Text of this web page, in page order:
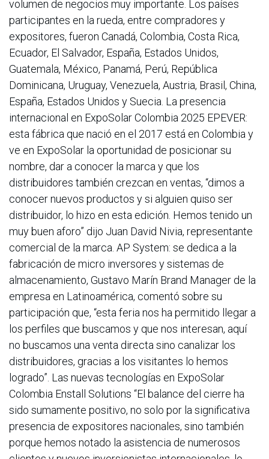
volumen de negocios muy importante. Los países
participantes en la rueda, entre compradores y
expositores, fueron Canadá, Colombia, Costa Rica,
Ecuador, El Salvador, España, Estados Unidos,
Guatemala, México, Panamá, Perú, República
Dominicana, Uruguay, Venezuela, Austria, Brasil, China,
España, Estados Unidos y Suecia. La presencia
internacional en ExpoSolar Colombia 2025 EPEVER:
esta fábrica que nació en el 2017 está en Colombia y
ve en ExpoSolar la oportunidad de posicionar su
nombre, dar a conocer la marca y que los
distribuidores también crezcan en ventas, “dimos a
conocer nuevos productos y si alguien quiso ser
distribuidor, lo hizo en esta edición. Hemos tenido un
muy buen aforo” dijo Juan David Nivia, representante
comercial de la marca. AP System: se dedica a la
fabricación de micro inversores y sistemas de
almacenamiento, Gustavo Marín Brand Manager de la
empresa en Latinoamérica, comentó sobre su
participación que, “esta feria nos ha permitido llegar a
los perfiles que buscamos y que nos interesan, aquí
no buscamos una venta directa sino canalizar los
distribuidores, gracias a los visitantes lo hemos
logrado”. Las nuevas tecnologías en ExpoSolar
Colombia Enstall Solutions “El balance del cierre ha
sido sumamente positivo, no solo por la significativa
presencia de expositores nacionales, sino también
porque hemos notado la asistencia de numerosos